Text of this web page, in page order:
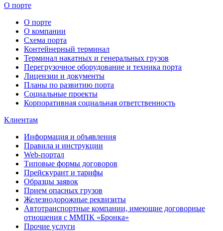
О порте
О порте
О компании
Схема порта
Контейнерный терминал
Терминал накатных и генеральных грузов
Перегрузочное оборудование и техника порта
Лицензии и документы
Планы по развитию порта
Социальные проекты
Корпоративная социальная ответственность
Клиентам
Информация и объявления
Правила и инструкции
Web-портал
Типовые формы договоров
Прейскурант и тарифы
Образцы заявок
Прием опасных грузов
Железнодорожные реквизиты
Автотранспортные компании, имеющие договорные
отношения с ММПК «Бронка»
Прочие услуги